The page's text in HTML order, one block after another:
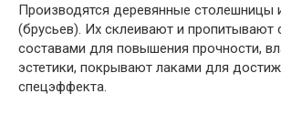
Производятся деревянные столешницы
(брусьев). Их склеивают и пропитывают
составами для повышения прочности,
эстетики, покрывают лаками для
спецэффекта.